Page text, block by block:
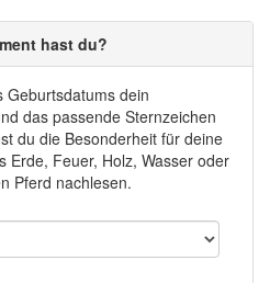
hast du?
Geburtsdatums dein
das passende Sternzeichen
du die Besonderheit für deine
Erde, Feuer, Holz, Wasser oder
Pferd nachlesen.